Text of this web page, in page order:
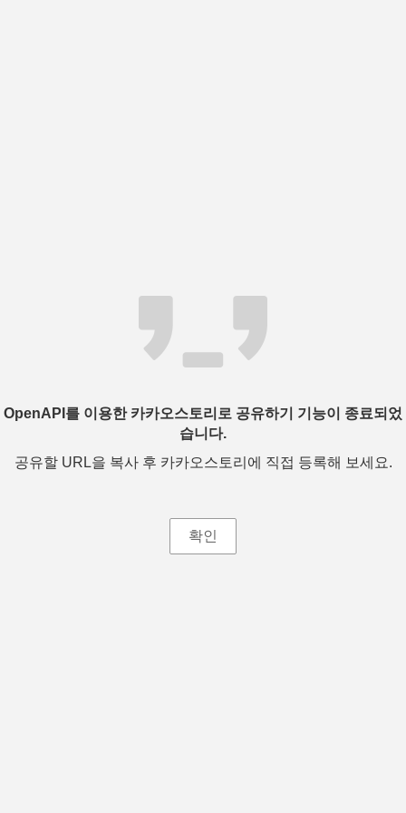
OpenAPI를 이용한 카카오스토리로 공유하기 기능이 종료되었
습니다.
공유할 URL을 복사 후 카카오스토리에 직접 등록해 보세요.
확인